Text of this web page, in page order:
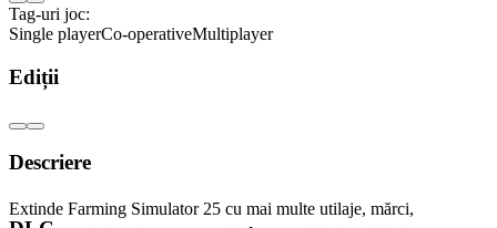
Tag-uri joc:
Single playerCo-operativeMultiplayer
Ediții
Descriere
Extinde Farming Simulator 25 cu mai multe utilaje, mărci,